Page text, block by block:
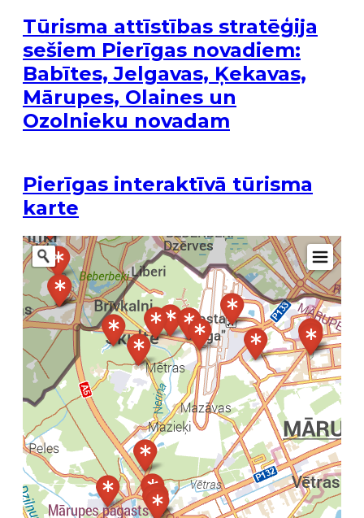
Tūrisma attīstības stratēģija
sešiem Pierīgas novadiem:
Babītes, Jelgavas, Ķekavas,
Mārupes, Olaines un
Ozolnieku novadam
Pierīgas interaktīvā tūrisma
karte